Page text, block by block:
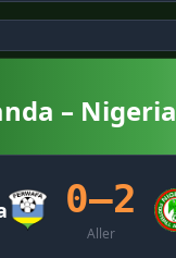
– Nigeria
0–2
Aller